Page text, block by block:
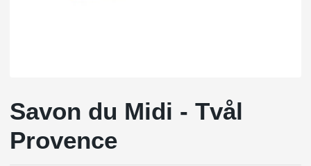
Savon du Midi - Tvål
Provence